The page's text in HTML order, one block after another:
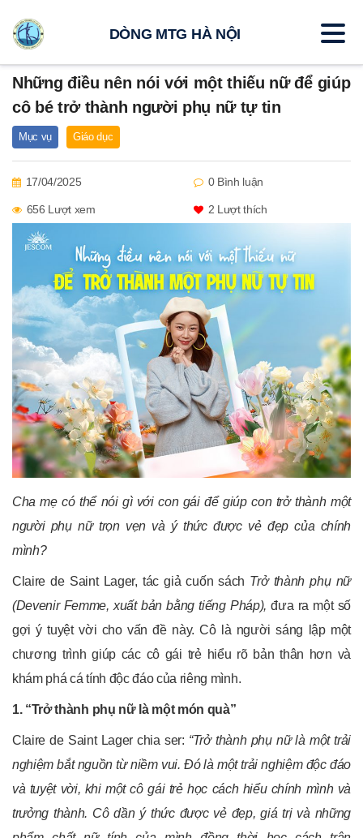
Những điều nên nói với một thiếu nữ để giúp
cô bé trở thành người phụ nữ tự tin
Mục vụ Giáo dục
17/04/2025 0 Bình luận
656 Lượt xem 2 Lượt thích
Cha mẹ có thể nói gì với con gái để giúp con trở thành một
người phụ nữ trọn vẹn và ý thức được vẻ đẹp của chính
mình?
Claire de Saint Lager, tác giả cuốn sách Trở thành phụ nữ
(Devenir Femme, xuất bản bằng tiếng Pháp), đưa ra một số
gợi ý tuyệt vời cho vấn đề này. Cô là người sáng lập một
chương trình giúp các cô gái trẻ hiểu rõ bản thân hơn và
khám phá cá tính độc đáo của riêng mình.
1. “Trở thành phụ nữ là một món quà”
Claire de Saint Lager chia ser: “Trở thành phụ nữ là một trải
nghiệm bắt nguồn từ niềm vui. Đó là một trải nghiệm độc đáo
và tuyệt vời, khi một cô gái trẻ học cách hiểu chính mình và
trưởng thành. Cô dần ý thức được vẻ đẹp, giá trị và những
DÒNG MTG HÀ NỘI